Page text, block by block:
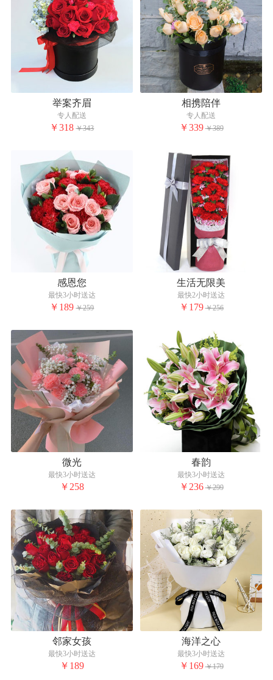
举案齐眉
专人配送
￥318 ￥343
相携陪伴
专人配送
￥339 ￥389
感恩您
最快3小时送达
￥189 ￥259
生活无限美
最快2小时送达
￥179 ￥256
微光
最快3小时送达
￥258
春韵
最快3小时送达
￥236 ￥299
邻家女孩
最快3小时送达
￥189
海洋之心
最快3小时送达
￥169 ￥179